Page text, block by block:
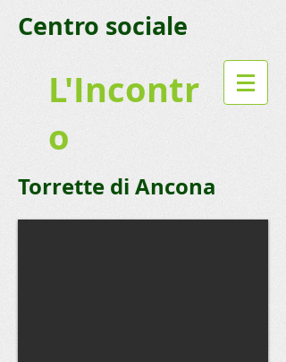
L'Incontr
o
Centro sociale
Torrette di Ancona